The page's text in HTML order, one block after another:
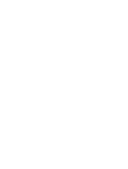
une nouvelle fenêtre)
une nouvelle fenêtre)